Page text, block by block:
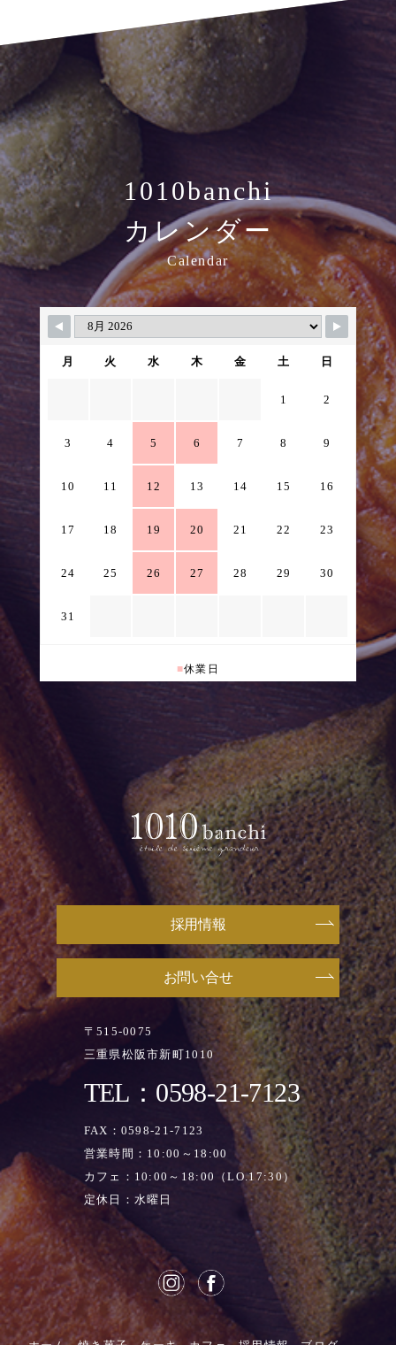
1010banchi
カレンダー
Calendar
月 火 水 木 金 土 日
1 2
3 4 5 6 7 8 9
10 11 12 13 14 15 16
17 18 19 20 21 22 23
24 25 26 27 28 29 30
31
■休業日
〒515-0075
三重県松阪市新町1010
TEL：0598-21-7123
FAX：0598-21-7123
営業時間：10:00～18:00
カフェ：10:00～18:00（LO.17:30）
定休日：水曜日
お問い合せ
採用情報